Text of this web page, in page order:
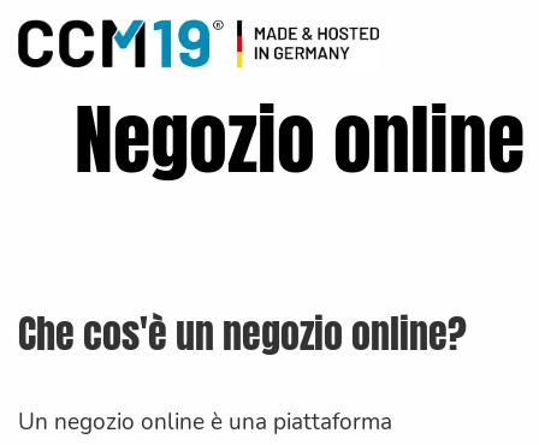
Negozio online
Che cos'è un negozio online?
Un negozio online è una piattaforma